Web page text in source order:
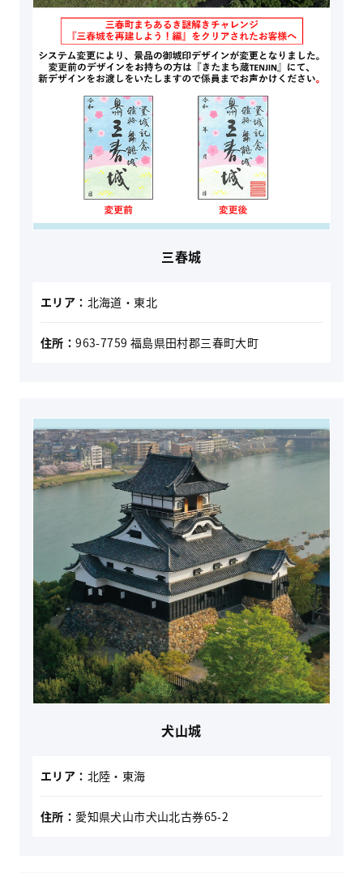
三春城
エリア： 北海道・東北
住所：963-7759 福島県田村郡三春町大町
犬山城
エリア： 北陸・東海
住所： 愛知県犬山市犬山北古券65-2